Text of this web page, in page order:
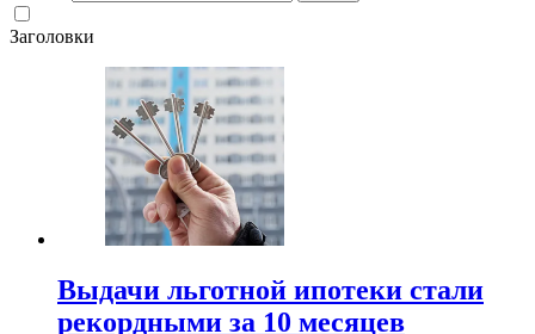
Заголовки
Выдачи льготной ипотеки стали
рекордными за 10 месяцев